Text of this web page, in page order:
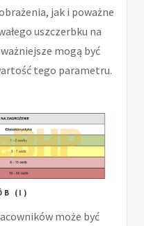
jak i poważne
uszczerbku na
mogą być
tego parametru.
(I)
może być